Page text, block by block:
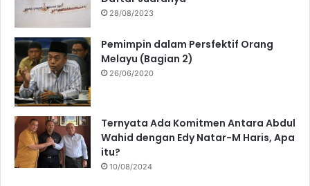
28/08/2023
Pemimpin dalam Persfektif Orang
Melayu (Bagian 2)
26/06/2020
Ternyata Ada Komitmen Antara Abdul
Wahid dengan Edy Natar-M Haris, Apa
itu?
10/08/2024